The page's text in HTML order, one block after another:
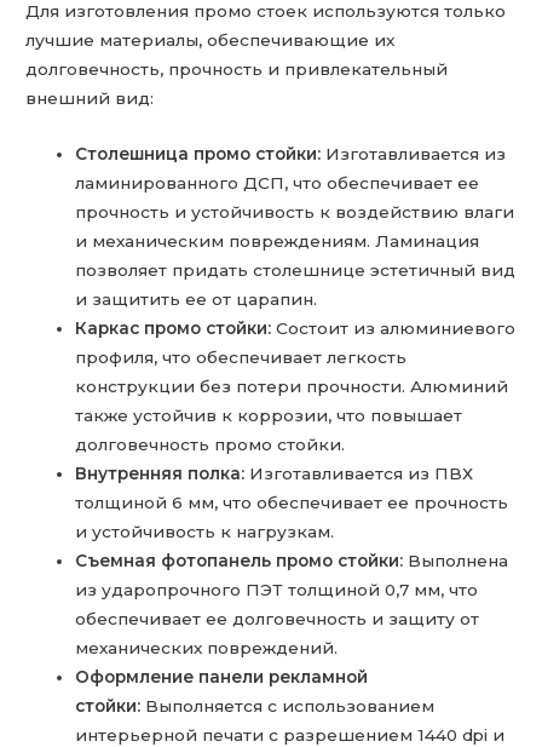
Для изготовления промо стоек используются только
лучшие материалы, обеспечивающие их
долговечность, прочность и привлекательный
внешний вид:
Столешница промо стойки: Изготавливается из
ламинированного ДСП, что обеспечивает ее
прочность и устойчивость к воздействию влаги
и механическим повреждениям. Ламинация
позволяет придать столешнице эстетичный вид
и защитить ее от царапин.
Каркас промо стойки: Состоит из алюминиевого
профиля, что обеспечивает легкость
конструкции без потери прочности. Алюминий
также устойчив к коррозии, что повышает
долговечность промо стойки.
Внутренняя полка: Изготавливается из ПВХ
толщиной 6 мм, что обеспечивает ее прочность
и устойчивость к нагрузкам.
Съемная фотопанель промо стойки: Выполнена
из ударопрочного ПЭТ толщиной 0,7 мм, что
обеспечивает ее долговечность и защиту от
механических повреждений.
Оформление панели рекламной
стойки: Выполняется с использованием
интерьерной печати с разрешением 1440 dpi и